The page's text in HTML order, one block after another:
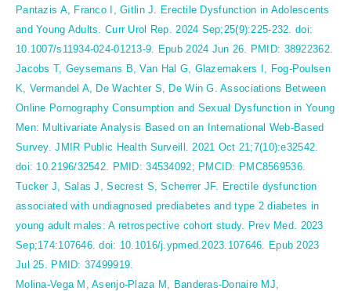
Pantazis A, Franco I, Gitlin J. Erectile Dysfunction in Adolescents
and Young Adults. Curr Urol Rep. 2024 Sep;25(9):225-232. doi:
10.1007/s11934-024-01213-9. Epub 2024 Jun 26. PMID: 38922362.
Jacobs T, Geysemans B, Van Hal G, Glazemakers I, Fog-Poulsen
K, Vermandel A, De Wachter S, De Win G. Associations Between
Online Pornography Consumption and Sexual Dysfunction in Young
Men: Multivariate Analysis Based on an International Web-Based
Survey. JMIR Public Health Surveill. 2021 Oct 21;7(10):e32542.
doi: 10.2196/32542. PMID: 34534092; PMCID: PMC8569536.
Tucker J, Salas J, Secrest S, Scherrer JF. Erectile dysfunction
associated with undiagnosed prediabetes and type 2 diabetes in
young adult males: A retrospective cohort study. Prev Med. 2023
Sep;174:107646. doi: 10.1016/j.ypmed.2023.107646. Epub 2023
Jul 25. PMID: 37499919.
Molina-Vega M, Asenjo-Plaza M, Banderas-Donaire MJ,